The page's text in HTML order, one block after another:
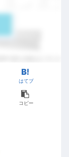
はてブ
コピー